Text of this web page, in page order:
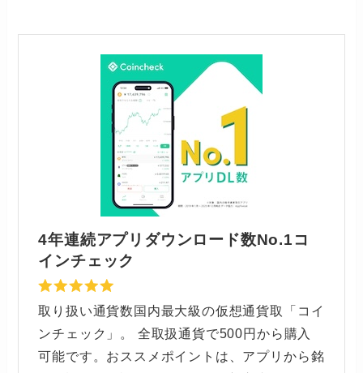
4年連続アプリダウンロード数No.1コ
インチェック
取り扱い通貨数国内最大級の仮想通貨取「コイ
ンチェック」。 全取扱通貨で500円から購入
可能です。おススメポイントは、アプリから銘